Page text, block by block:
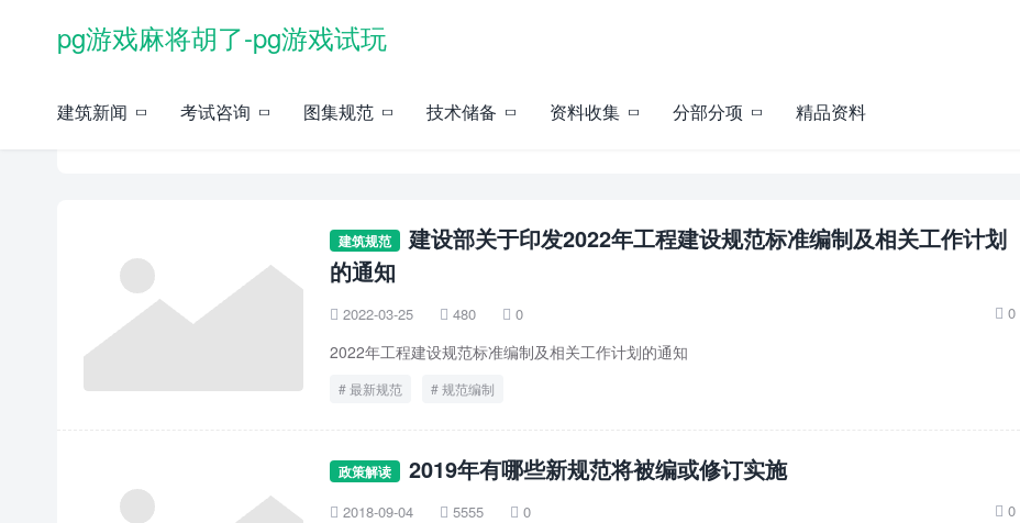
pg游戏麻将胡了-pg游戏试玩
建筑新闻 考试咨询 图集规范 技术储备 资料收集 分部分项 精品资料
建筑规范
建设部关于印发2022年工程建设规范标准编制及相关工作计划
的通知
 2022-03-25  480  0  0
2022年工程建设规范标准编制及相关工作计划的通知
最新规范 规范编制
政策解读 2019年有哪些新规范将被编或修订实施
 2018-09-04  5555  0  0